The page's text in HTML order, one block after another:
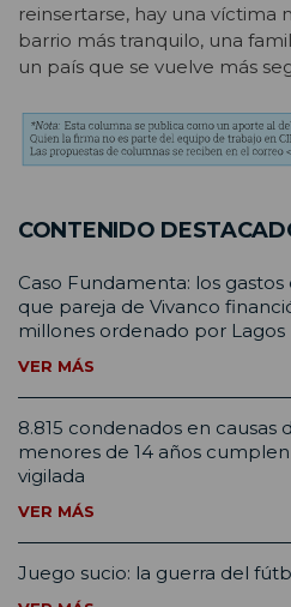
reinsertarse, hay una víctima
barrio más tranquilo, una
un país que se vuelve más
CONTENIDO
Caso Fundamenta: los
que pareja de Vivanco
millones ordenado por Lagos
VER MÁS
8.815 condenados en causas
menores de 14 años
vigilada
VER MÁS
Juego sucio: la guerra del